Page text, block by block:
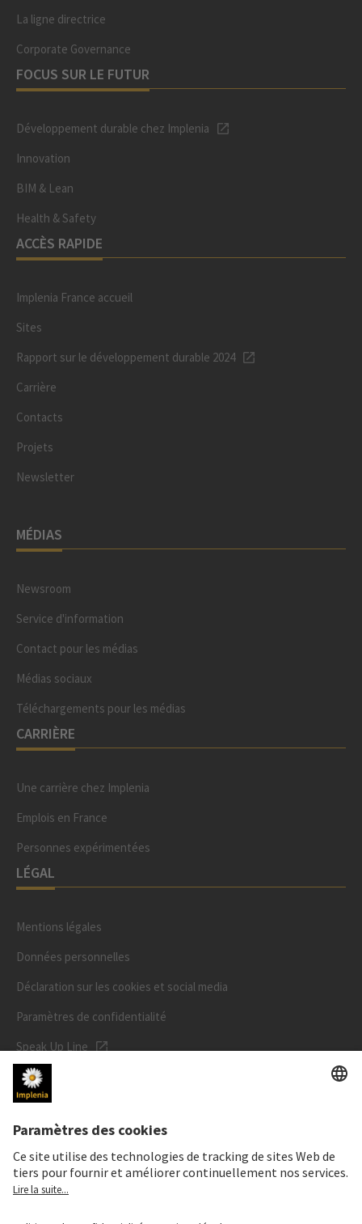
La ligne directrice
Corporate Governance
FOCUS SUR LE FUTUR
Développement durable chez Implenia
Innovation
BIM & Lean
Health & Safety
ACCÈS RAPIDE
Implenia France accueil
Sites
Rapport sur le développement durable 2024
Carrière
Contacts
Projets
Newsletter
MÉDIAS
Newsroom
Service d'information
Contact pour les médias
Médias sociaux
Téléchargements pour les médias
CARRIÈRE
Une carrière chez Implenia
Emplois en France
Personnes expérimentées
LÉGAL
Mentions légales
Données personnelles
Déclaration sur les cookies et social media
Paramètres de confidentialité
Speak Up Line
PRIX DE L'ACTION
ISIN: CH0023868554
62,30 CHF
-0,40 CHF (-0,64%)